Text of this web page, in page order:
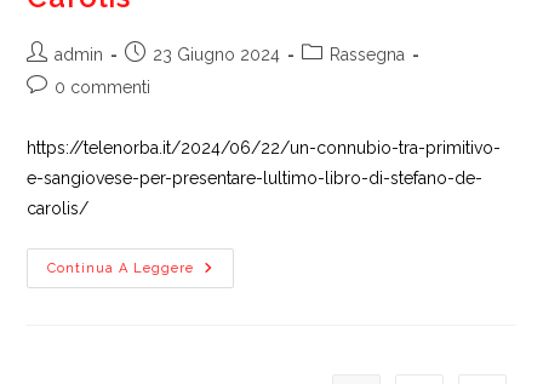
Autore
dell'articolo:
admin
Articolo
pubblicato:
23 Giugno 2024
Categoria
Rassegna
Commenti
0 commenti
https://telenorba.it/2024/06/22/un-connubio-tra-primitivo-
e-sangiovese-per-presentare-lultimo-libro-di-stefano-de-
carolis/
Continua A Leggere
Un
Connubio